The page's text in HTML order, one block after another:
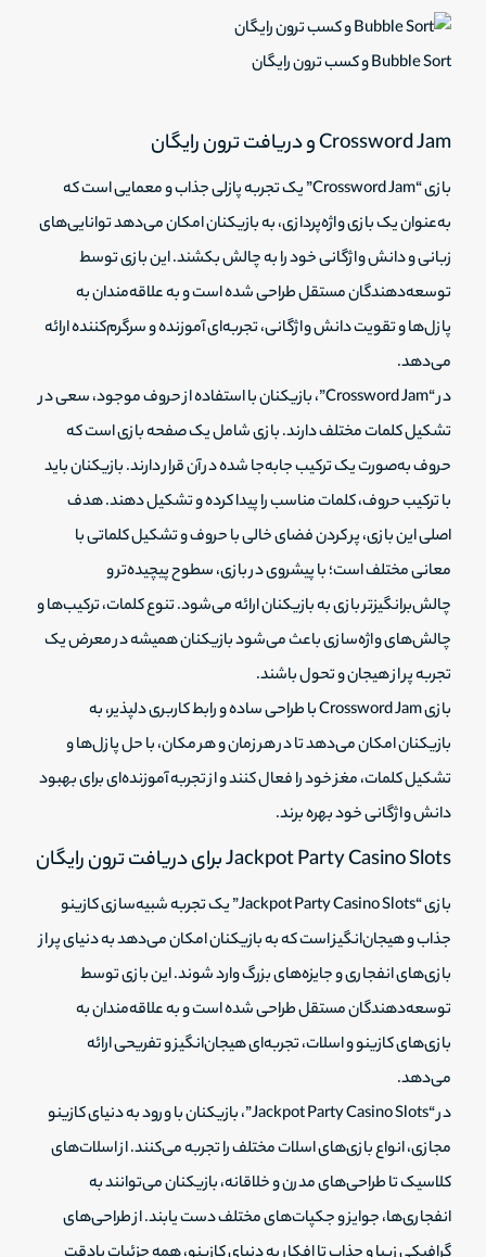
Bubble Sort و کسب ترون رایگان
Crossword Jam و دریافت ترون رایگان
بازی “Crossword Jam” یک تجربه پازلی جذاب و معمایی است که
به‌عنوان یک بازی واژه‌پردازی، به بازیکنان امکان می‌دهد توانایی‌های
زبانی و دانش واژگانی خود را به چالش بکشند. این بازی توسط
توسعه‌دهندگان مستقل طراحی شده است و به علاقه‌مندان به
پازل‌ها و تقویت دانش واژگانی، تجربه‌ای آموزنده و سرگرم‌کننده ارائه
می‌دهد.
در “Crossword Jam”، بازیکنان با استفاده از حروف موجود، سعی در
تشکیل کلمات مختلف دارند. بازی شامل یک صفحه بازی است که
حروف به‌صورت یک ترکیب جا‌به‌جا شده در آن قرار دارند. بازیکنان باید
با ترکیب حروف، کلمات مناسب را پیدا کرده و تشکیل دهند. هدف
اصلی این بازی، پر کردن فضای خالی با حروف و تشکیل کلماتی با
معانی مختلف است؛ با پیشروی در بازی، سطوح پیچیده‌تر و
چالش‌برانگیز‌تر بازی به بازیکنان ارائه می‌شود. تنوع کلمات، ترکیب‌ها و
چالش‌های واژه‌سازی باعث می‌شود بازیکنان همیشه در معرض یک
تجربه پر از هیجان و تحول باشند.
بازی Crossword Jam با طراحی ساده و رابط کاربری دلپذیر، به
بازیکنان امکان می‌دهد تا در هر زمان و هر مکان، با حل پازل‌ها و
تشکیل کلمات، مغز خود را فعال کنند و از تجربه آموزنده‌ای برای بهبود
دانش واژگانی خود بهره برند.
Jackpot Party Casino Slots برای دریافت ترون رایگان
بازی “Jackpot Party Casino Slots” یک تجربه شبیه‌سازی کازینو
جذاب و هیجان‌انگیز است که به بازیکنان امکان می‌دهد به دنیای پر از
بازی‌های انفجاری و جایزه‌های بزرگ وارد شوند. این بازی توسط
توسعه‌دهندگان مستقل طراحی شده است و به علاقه‌مندان به
بازی‌های کازینو و اسلات، تجربه‌ای هیجان‌انگیز و تفریحی ارائه
می‌دهد.
در “Jackpot Party Casino Slots”، بازیکنان با ورود به دنیای کازینو
مجازی، انواع بازی‌های اسلات مختلف را تجربه می‌کنند. از اسلات‌های
کلاسیک تا طراحی‌های مدرن و خلاقانه، بازیکنان می‌توانند به
انفجاری‌ها، جوایز و جکپات‌های مختلف دست یابند. از طراحی‌های